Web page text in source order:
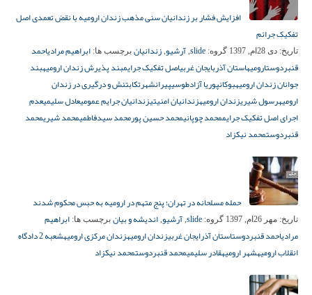
افزایش فشار بر زندانیان سنی مذهب زندان ارومیه با نقض تعمدی اصل
تفکیک جرائم
تاریخ: دی 28ام, 1397 گروه: slide
, آرشیو, زندانیان برچسب ها: ابراهیم مرادیاحمد
قنبردوستارومیهاستان آذربایجان غربیاصل تفکیک جرایمبند پذیرش زندان ارومیهبند
جوانان زندان ارومیهبوکانپوریا آزادطوسیپیرانشهرتکابتنش و درگیری در زندان
ارومیهرسول شیریزندان ارومیهزندانیان امنیتیزندانیان جرایم عمومیعادل سلیمیعدم
اجرای اصل تفکیک جرایممحمد چوپانیمحمد حسین پورمحمد سیدفاطمیمحمد شیریمحمد
قنبردوستمحمد نیکزاد
حمله مسلحانه در تهران؛ پنج متهم در ارومیه به حبس محکوم شدند
تاریخ: مهر 26ام, 1397 گروه: slide
, آرشیو, اندیشه و بیان برچسب ها: ابراهیم
مرادیاحمد قنبردوستاستان آذرایجان غربیزندان ارومیهزندان مرکزی ارومیه
شعبه 2 دادگاه
انقلاب ارومیهشهر ارومیهقادر سلیمیمحمد قنبردوستمحمد نیکزاد